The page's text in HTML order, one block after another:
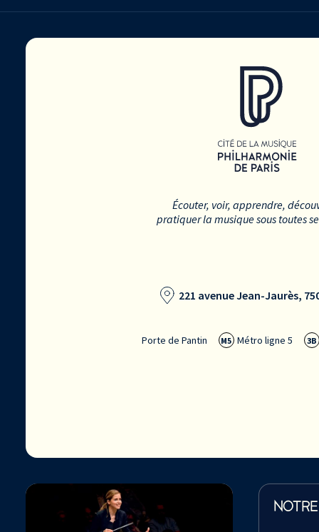
Écouter, voir, apprendre,
pratiquer la musique sous toutes
221 avenue Jean-Jaurès,
Porte de Pantin M5 Métro ligne 5 3B